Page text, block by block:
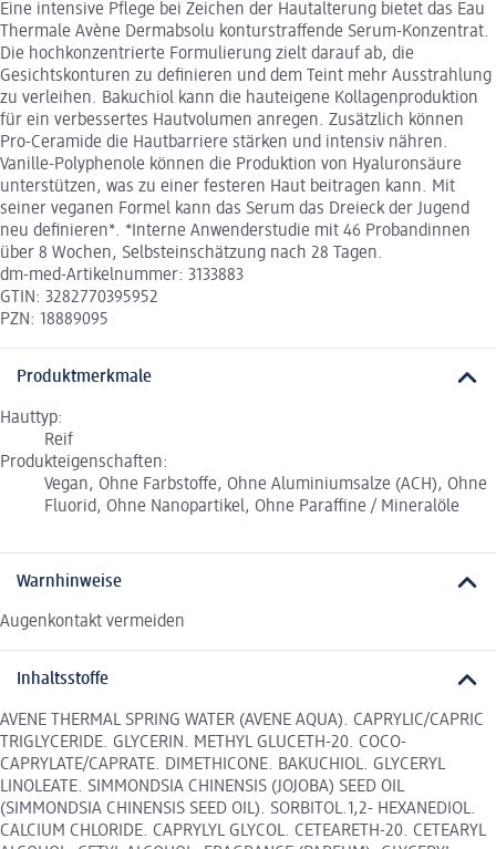
Eine intensive Pflege bei Zeichen der Hautalterung bietet das Eau
Thermale Avène Dermabsolu konturstraffende Serum-Konzentrat.
Die hochkonzentrierte Formulierung zielt darauf ab, die
Gesichtskonturen zu definieren und dem Teint mehr Ausstrahlung
zu verleihen. Bakuchiol kann die hauteigene Kollagenproduktion
für ein verbessertes Hautvolumen anregen. Zusätzlich können
Pro-Ceramide die Hautbarriere stärken und intensiv nähren.
Vanille-Polyphenole können die Produktion von Hyaluronsäure
unterstützen, was zu einer festeren Haut beitragen kann. Mit
seiner veganen Formel kann das Serum das Dreieck der Jugend
neu definieren*. *Interne Anwenderstudie mit 46 Probandinnen
über 8 Wochen, Selbsteinschätzung nach 28 Tagen.
dm-med-Artikelnummer: 3133883
GTIN: 3282770395952
PZN: 18889095
Produktmerkmale
Hauttyp:
Reif
Produkteigenschaften:
Vegan, Ohne Farbstoffe, Ohne Aluminiumsalze (ACH), Ohne
Fluorid, Ohne Nanopartikel, Ohne Paraffine / Mineralöle
Warnhinweise
Augenkontakt vermeiden
Inhaltsstoffe
AVENE THERMAL SPRING WATER (AVENE AQUA). CAPRYLIC/CAPRIC
TRIGLYCERIDE. GLYCERIN. METHYL GLUCETH-20. COCO-
CAPRYLATE/CAPRATE. DIMETHICONE. BAKUCHIOL. GLYCERYL
LINOLEATE. SIMMONDSIA CHINENSIS (JOJOBA) SEED OIL
(SIMMONDSIA CHINENSIS SEED OIL). SORBITOL.1,2- HEXANEDIOL.
CALCIUM CHLORIDE. CAPRYLYL GLYCOL. CETEARETH-20. CETEARYL